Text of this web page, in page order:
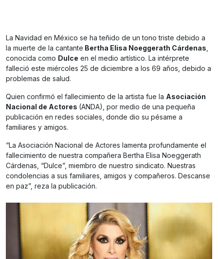
La Navidad en México se ha teñido de un tono triste debido a
la muerte de la cantante Bertha Elisa Noeggerath Cárdenas,
conocida como Dulce en el medio artístico. La intérprete
falleció este miércoles 25 de diciembre a los 69 años, debido a
problemas de salud.
Quien confirmó el fallecimiento de la artista fue la Asociación
Nacional de Actores (ANDA), por medio de una pequeña
publicación en redes sociales, donde dio su pésame a
familiares y amigos.
“La Asociación Nacional de Actores lamenta profundamente el
fallecimiento de nuestra compañera Bertha Elisa Noeggerath
Cárdenas, “Dulce”, miembro de nuestro sindicato. Nuestras
condolencias a sus familiares, amigos y compañeros. Descanse
en paz”, reza la publicación.